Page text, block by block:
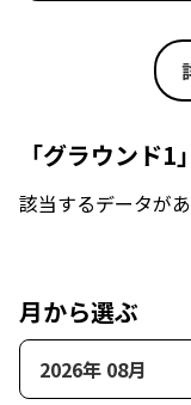
「グラウンド
該当するデータがあ
月から選ぶ
2026年 08月